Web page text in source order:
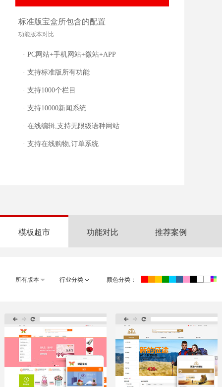
标准版宝盒所包含的配置
功能版本对比
· PC网站+手机网站+微站+APP
· 支持标准版所有功能
· 支持1000个栏目
· 支持10000新闻系统
· 在线编辑,支持无限级语种网站
· 支持在线购物,订单系统
模板超市 功能对比 推荐案例
所有版本 行业分类 颜色分类：
IT科技、软件、通讯模板
办公、文教、乐器模板
餐饮、旅游模板
电子、电工、电器模板
房地产、房屋租赁模板
服装、鞋帽、皮具模板
化工、化学、涂料模板
环保、生态模板
婚庆、广告、服务模板
机械、工业制品模板
家电、音响模板
家居、日用、家具模板
建筑、建材、装饰模板